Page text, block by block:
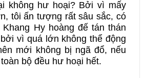
không hư hoại? Bởi vì mấy
tôi ấn tượng rất sâu sắc, có
Hy hoàng đế tán thán
vì quá lớn không thể động
mới không bị ngã đổ, nếu
bộ đều hư hoại hết.